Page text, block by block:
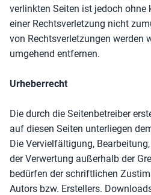
verlinkten Seiten ist jedoch ohne
einer Rechtsverletzung nicht
von Rechtsverletzungen werden
umgehend entfernen.
Urheberrecht
Die durch die Seitenbetreiber
auf diesen Seiten unterliegen
Die Vervielfältigung,
der Verwertung außerhalb der
bedürfen der schriftlichen
Autors bzw. Erstellers.